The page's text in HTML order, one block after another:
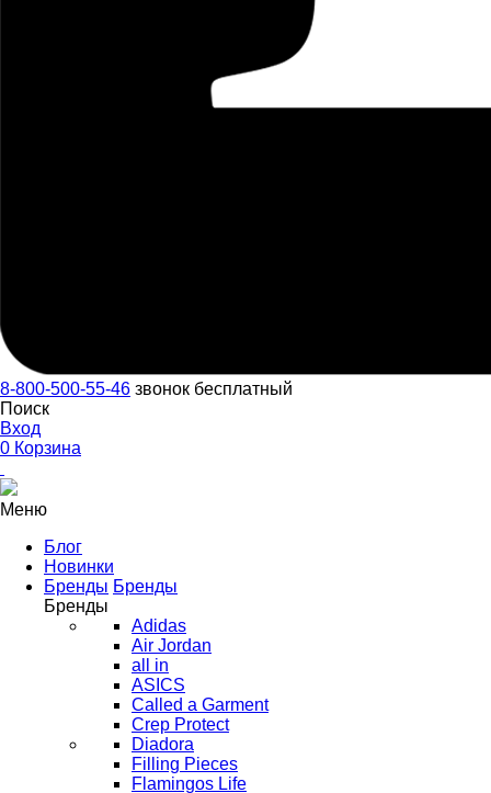
8-800-500-55-46 звонок бесплатный
Поиск
Вход
0 Корзина
Меню
Блог
Новинки
Бренды Бренды
Бренды
Adidas
Air Jordan
all in
ASICS
Called a Garment
Crep Protect
Diadora
Filling Pieces
Flamingos Life